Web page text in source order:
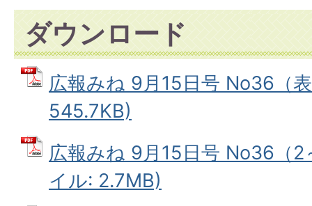
ダウンロード
広報みね 9月15日号 No36（
545.7KB)
広報みね 9月15日号 No36（
イル: 2.7MB)